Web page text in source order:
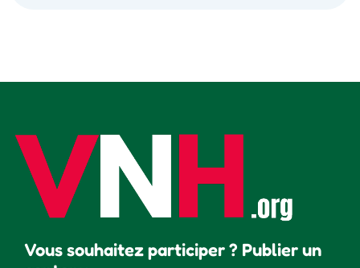
Vous souhaitez participer ? Publier un